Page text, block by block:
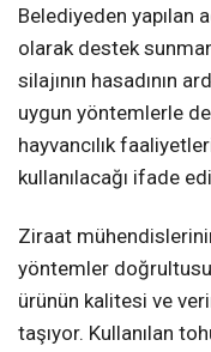
Belediyeden yapılan
olarak destek
silajının hasadının
uygun yöntemlerle
hayvancılık
kullanılacağı ifade
Ziraat
yöntemler
ürünün kalitesi ve
taşıyor. Kullanılan